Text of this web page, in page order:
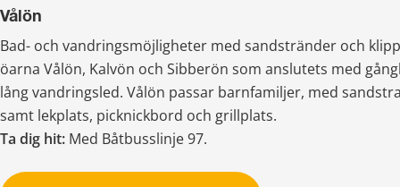
Vålön
Bad- och vandringsmöjligheter med sandstränder och
öarna Vålön, Kalvön och Sibberön som anslutets med
lång vandringsled. Vålön passar barnfamiljer, med
samt lekplats, picknickbord och grillplats.
Ta dig hit: Med Båtbusslinje 97.